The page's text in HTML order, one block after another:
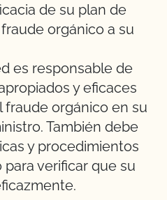
de su plan de
orgánico a su
es responsable de
y eficaces
fraude orgánico en su
También debe
y procedimientos
verificar que su